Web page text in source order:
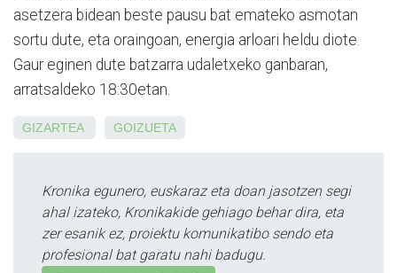
asetzera bidean beste pausu bat emateko asmotan
sortu dute, eta oraingoan, energia arloari heldu diote.
Gaur eginen dute batzarra udaletxeko ganbaran,
arratsaldeko 18:30etan.
GIZARTEA GOIZUETA
Kronika egunero, euskaraz eta doan jasotzen segi
ahal izateko, Kronikakide gehiago behar dira, eta
zer esanik ez, proiektu komunikatibo sendo eta
profesional bat garatu nahi badugu.